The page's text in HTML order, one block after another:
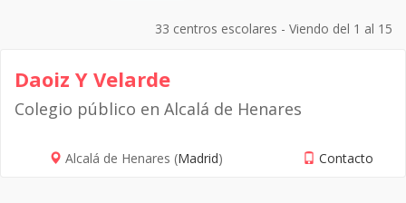
33 centros escolares - Viendo del 1 al 15
Daoiz Y Velarde
Colegio público en Alcalá de Henares
Alcalá de Henares (Madrid) Contacto